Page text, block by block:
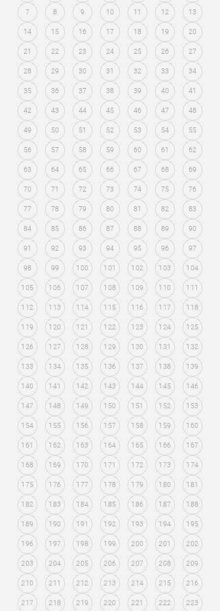
7 8 9 10 11 12 13
14 15 16 17 18 19 20
21 22 23 24 25 26 27
28 29 30 31 32 33 34
35 36 37 38 39 40 41
42 43 44 45 46 47 48
49 50 51 52 53 54 55
56 57 58 59 60 61 62
63 64 65 66 67 68 69
70 71 72 73 74 75 76
77 78 79 80 81 82 83
84 85 86 87 88 89 90
91 92 93 94 95 96 97
98 99 100 101 102 103 104
105 106 107 108 109 110 111
112 113 114 115 116 117 118
119 120 121 122 123 124 125
126 127 128 129 130 131 132
133 134 135 136 137 138 139
140 141 142 143 144 145 146
147 148 149 150 151 152 153
154 155 156 157 158 159 160
161 162 163 164 165 166 167
168 169 170 171 172 173 174
175 176 177 178 179 180 181
182 183 184 185 186 187 188
189 190 191 192 193 194 195
196 197 198 199 200 201 202
203 204 205 206 207 208 209
210 211 212 213 214 215 216
217 218 219 220 221 222 223